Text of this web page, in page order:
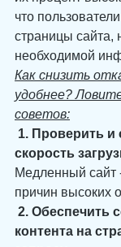
что
страницы сайта,
необходимой
Как снизить
удобнее?
советов:
скорость
Медленный сайт
причин высоких
контента на